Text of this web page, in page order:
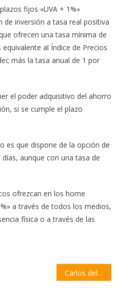
fijos «UVA + 1%»
de inversión a tasa real positiva
ofrecen una tasa mínima de
al Índice de Precios
más la tasa anual de 1 por
el poder adquisitivo del ahorro
si se cumple el plazo
es que dispone de la opción de
aunque con una tasa de
ofrezcan en los home
a través de todos los medios,
física o a través de las
Carlos del Frade propone un diálogo con la democracia, a 40 años de su recuperación